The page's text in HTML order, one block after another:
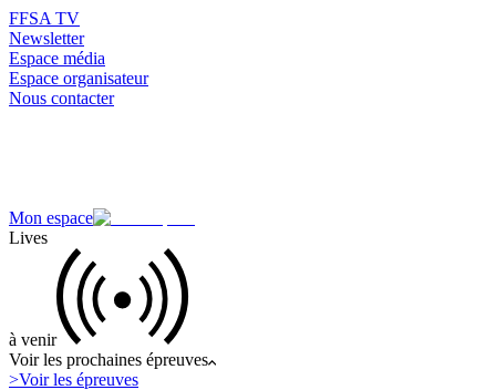
FFSA TV
Newsletter
Espace média
Espace organisateur
Nous contacter
Mon espace
Lives
à venir
Voir les prochaines épreuves
>Voir les épreuves